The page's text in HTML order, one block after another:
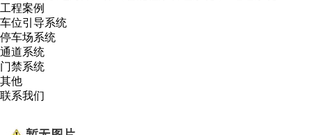
工程案例
车位引导系统
停车场系统
通道系统
门禁系统
其他
联系我们